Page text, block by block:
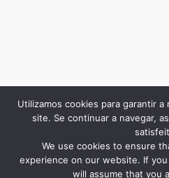
Utilizamos cookies para garantir
site. Se continuar a navegar,
We use cookies to ensure
experience on our website. If
will assume that you